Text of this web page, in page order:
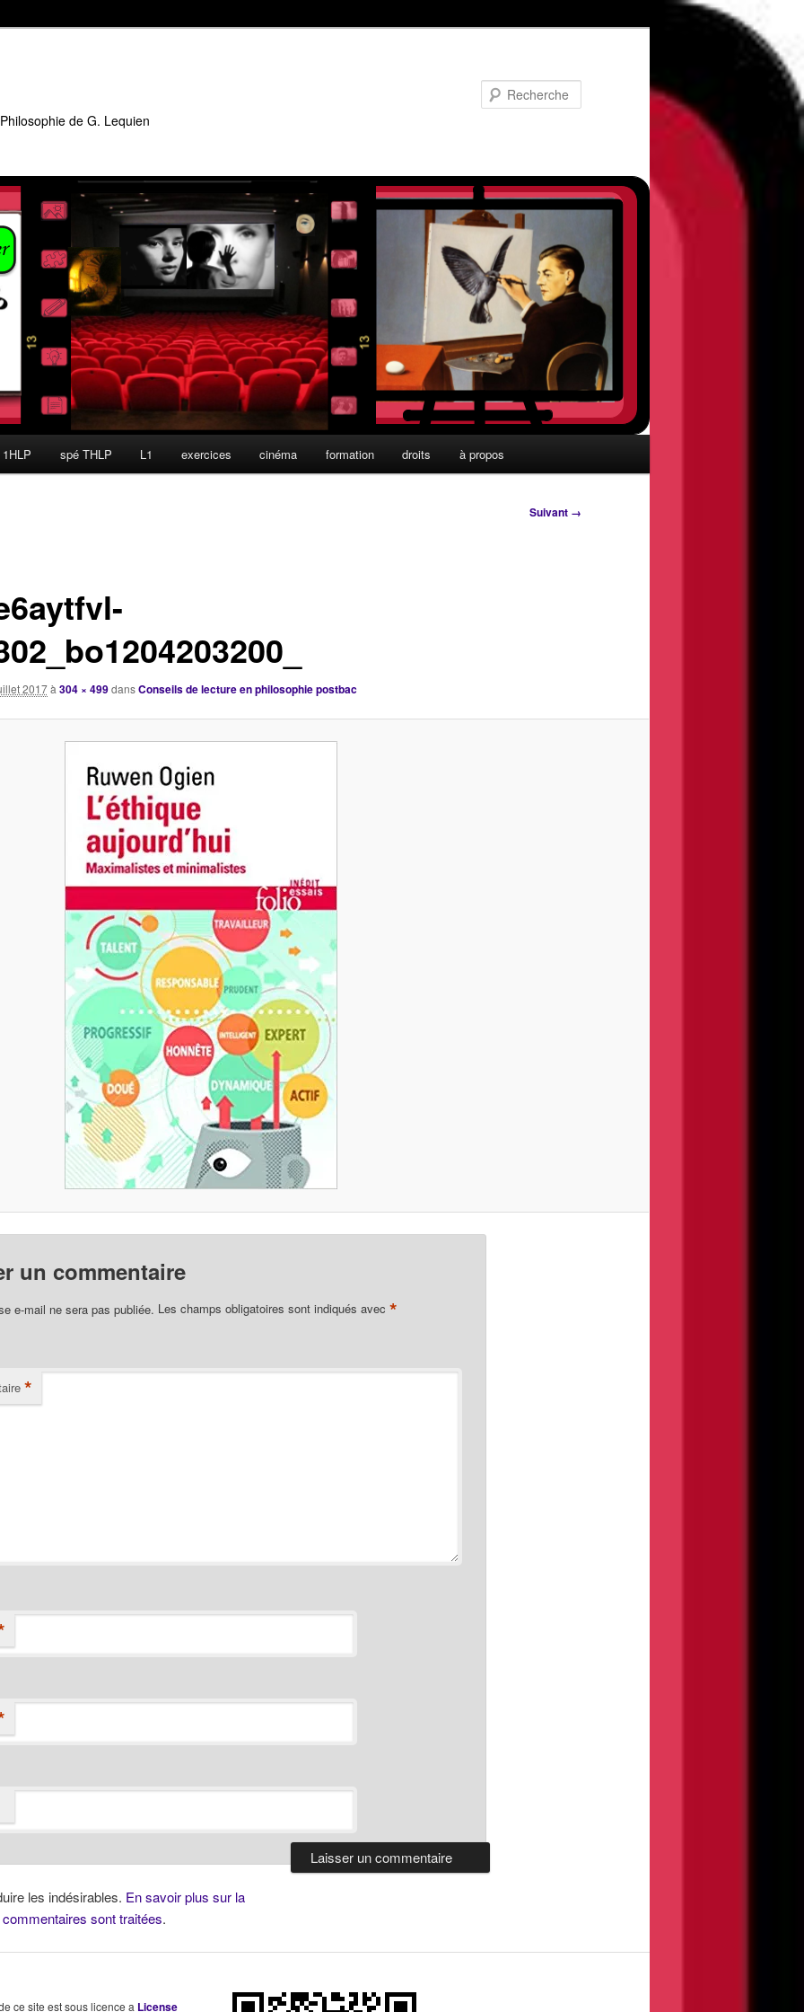
de G. Lequien
spé THLP L1 exercices cinéma formation droits à propos
Suivant →
2017à 304 × 499dansConseils de lecture en philosophie postbac
un commentaire
e-mail ne sera pas publiée. Les champs obligatoires sont indiqués avec *
*
les indésirables. En savoir plus sur la
sont traitées.
ce site est sous licence a License